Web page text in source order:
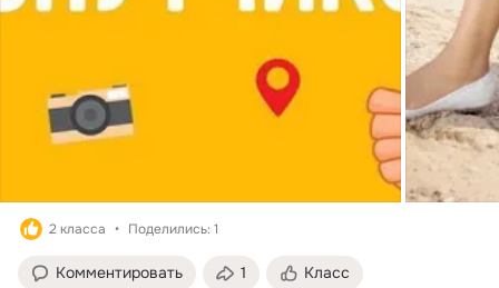
2 класса Поделились: 1
Комментировать 1 Класс